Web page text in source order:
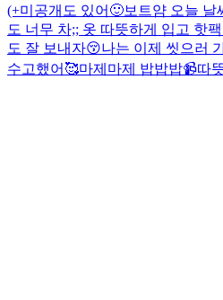
(+미공개도 있어🙂보트얌 오늘 날
도 너무 차;; 옷 따뜻하게 입고 핫
도 잘 보내자😚나는 이제 씻으러
수고했어🥰마제마제 밥밥밥📹따